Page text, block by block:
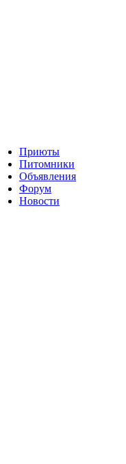
Приюты
Питомники
Объявления
Форум
Новости